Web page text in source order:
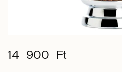
14 900 Ft